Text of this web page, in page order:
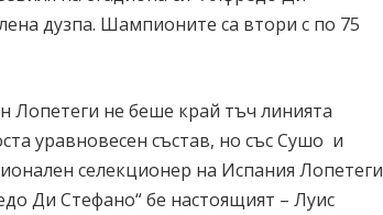
дузпа. Шампионите са втори с по 75
Лопетеги не беше край тъч линията
уравновесен състав, но със Сушо и
селекционер на Испания Лопетеги
Ди Стефано“ бе настоящият – Луис